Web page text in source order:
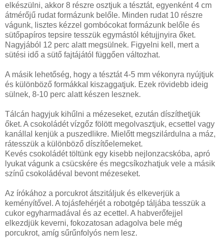
elkészülni, akkor 8 részre osztjuk a tésztát, egyenként 4 cm
átmérőjű rudat formázunk belőle. Minden rudat 10 részre
vágunk, lisztes kézzel gombócokat formázunk belőle és
sütőpapíros tepsire tesszük egymástól kétujjnyira őket.
Nagyjából 12 perc alatt megsülnek. Figyelni kell, mert a
sütési idő a sütő fajtájától függően változhat.
A másik lehetőség, hogy a tésztát 4-5 mm vékonyra nyújtjuk
és különböző formákkal kiszaggatjuk. Ezek rövidebb ideig
sülnek, 8-10 perc alatt készen lesznek.
Tálcán hagyjuk kihűlni a mézeseket, ezután díszíthetjük
őket. A csokoládét vízgőz fölött megolvasztjuk, ecsettel vagy
kanállal kenjük a puszedlikre. Mielőtt megszilárdulna a máz,
rátesszük a különböző díszítőelemeket.
Kevés csokoládét töltünk egy kisebb nejlonzacskóba, apró
lyukat vágunk a csücskére és megcsíkozhatjuk vele a másik
színű csokoládéval bevont mézeseket.
Az írókához a porcukrot átszitáljuk és elkeverjük a
keményítővel. A tojásfehérjét a robotgép táljába tesszük a
cukor egyharmadával és az ecettel. A habverőfejjel
elkezdjük keverni, fokozatosan adagolva bele még
porcukrot, amíg sűrűnfolyós nem lesz.